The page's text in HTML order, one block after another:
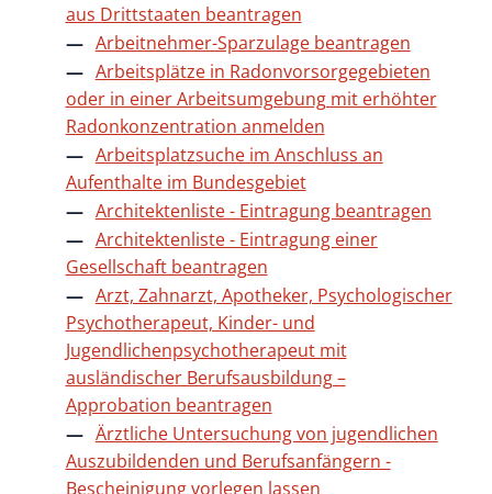
aus Drittstaaten beantragen
Arbeitnehmer-Sparzulage beantragen
Arbeitsplätze in Radonvorsorgegebieten
oder in einer Arbeitsumgebung mit erhöhter
Radonkonzentration anmelden
Arbeitsplatzsuche im Anschluss an
Aufenthalte im Bundesgebiet
Architektenliste - Eintragung beantragen
Architektenliste - Eintragung einer
Gesellschaft beantragen
Arzt, Zahnarzt, Apotheker, Psychologischer
Psychotherapeut, Kinder- und
Jugendlichenpsychotherapeut mit
ausländischer Berufsausbildung –
Approbation beantragen
Ärztliche Untersuchung von jugendlichen
Auszubildenden und Berufsanfängern -
Bescheinigung vorlegen lassen